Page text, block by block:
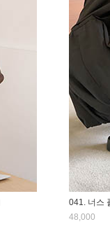
041. 너스
48,000